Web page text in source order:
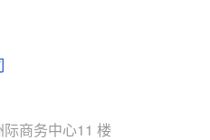
商务中心11 楼